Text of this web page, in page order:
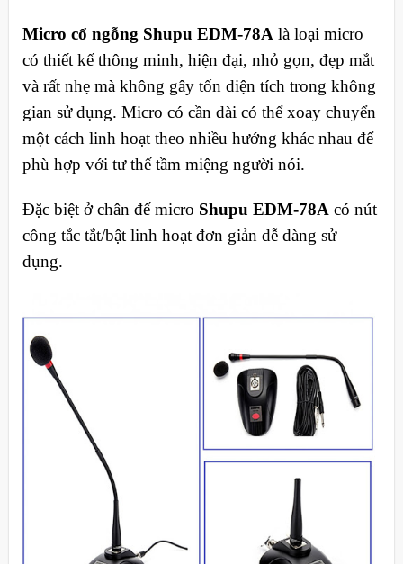
Micro cổ ngỗng Shupu EDM-78A là loại micro
có thiết kế thông minh, hiện đại, nhỏ gọn, đẹp mắt
và rất nhẹ mà không gây tốn diện tích trong không
gian sử dụng. Micro có cần dài có thể xoay chuyển
một cách linh hoạt theo nhiều hướng khác nhau để
phù hợp với tư thế tầm miệng người nói.
Đặc biệt ở chân đế micro Shupu EDM-78A có nút
công tắc tắt/bật linh hoạt đơn giản dễ dàng sử
dụng.